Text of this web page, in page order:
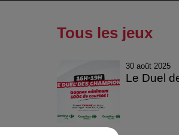
Tous les jeux
30 août 2025
Le Duel